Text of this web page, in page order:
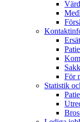
För
Statistik